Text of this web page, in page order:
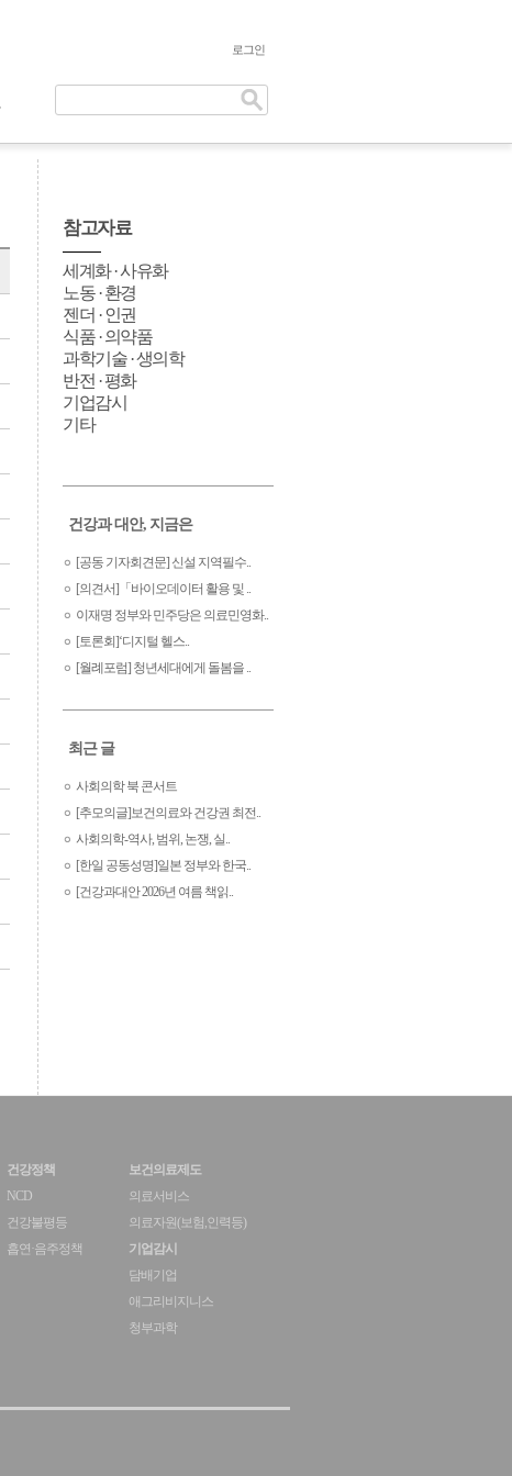
로그인
참고자료
세계화 · 사유화
노동 · 환경
젠더 · 인권
식품 · 의약품
과학기술 · 생의학
반전 · 평화
기업감시
기타
건강과 대안, 지금은
[공동 기자회견문] 신설 지역필수..
[의견서]「바이오데이터 활용 및 ..
이재명 정부와 민주당은 의료민영화..
[토론회]‘디지털 헬스..
[월례포럼] 청년세대에게 돌봄을 ..
최근 글
사회의학 북 콘서트
[추모의글]보건의료와 건강권 최전..
사회의학-역사, 범위, 논쟁, 실..
[한일 공동성명]일본 정부와 한국..
[건강과대안 2026년 여름 책읽..
건강정책
NCD
건강불평등
흡연·음주정책
보건의료제도
의료서비스
의료자원(보험,인력등)
기업감시
담배기업
애그리비지니스
청부과학